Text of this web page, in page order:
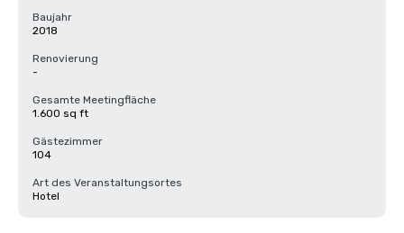
Baujahr
2018
Renovierung
-
Gesamte Meetingfläche
1.600 sq ft
Gästezimmer
104
Art des Veranstaltungsortes
Hotel